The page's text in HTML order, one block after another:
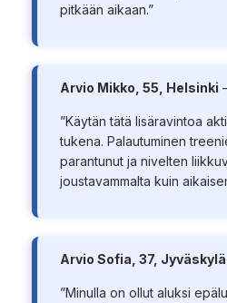
pitkään aikaan.”
Arvio Mikko, 55, Helsinki
”Käytän tätä lisäravintoa
tukena. Palautuminen
parantunut ja nivelten
joustavammalta kuin
Arvio Sofia, 37, Jyväskylä
”Minulla on ollut aluksi